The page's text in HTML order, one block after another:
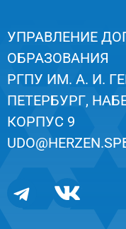
УПРАВЛЕНИЕ
ОБРАЗОВАНИЯ
РГПУ ИМ. А. И.
ПЕТЕРБУРГ,
КОРПУС 9